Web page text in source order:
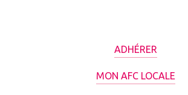
ADHÉRER
MON AFC LOCALE